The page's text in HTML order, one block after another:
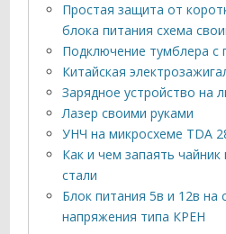
Простая защита от
блока питания схема
Подключение тумблера с
Китайская
Зарядное устройство на
Лазер своими руками
УНЧ на микросхеме TDA
Как и чем запаять
стали
Блок питания 5в и 12в на
напряжения типа КРЕН